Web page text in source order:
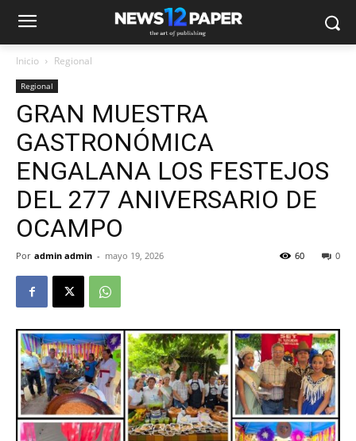
Inicio Regional
Regional
GRAN MUESTRA
GASTRONÓMICA
ENGALANA LOS FESTEJOS
DEL 277 ANIVERSARIO DE
OCAMPO
Por admin admin - mayo 19, 2026 0
60